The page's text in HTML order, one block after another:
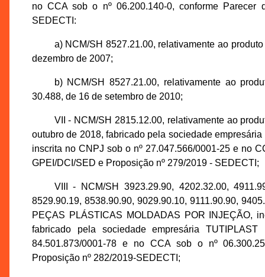
no CCA sob o nº 06.200.140-0, conforme Parecer
SEDECTI:
a) NCM/SH 8527.21.00, relativamente ao
dezembro de 2007;
b) NCM/SH 8527.21.00, relativamente ao
30.488, de 16 de setembro de 2010;
VII - NCM/SH 2815.12.00, relativamente ao
outubro de 2018, fabricado pela sociedade
inscrita no CNPJ sob o nº 27.047.566/0001-25 e no
GPEI/DCI/SED e Proposição nº 279/2019 - SEDECTI;
VIII - NCM/SH 3923.29.90, 4202.32.00,
8529.90.19, 8538.90.90, 9029.90.10, 9111.90.90,
PEÇAS PLÁSTICAS MOLDADAS POR INJEÇÃO,
fabricado pela sociedade empresária
84.501.873/0001-78 e no CCA sob o nº
Proposição nº 282/2019-SEDECTI;